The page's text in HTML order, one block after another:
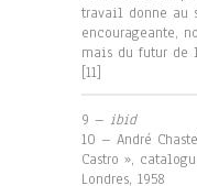
travail donne au
encourageante,
mais du futur de
[11]
9 – ibid
10 – André
Castro »,
Londres, 1958